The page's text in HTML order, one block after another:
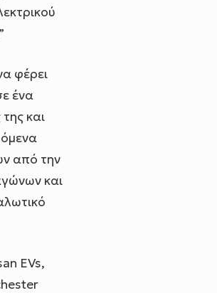
φέρει
ένα
και
από την
και
EVs,